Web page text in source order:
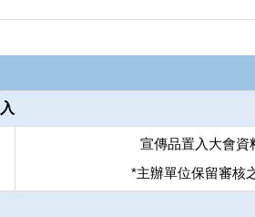
宣傳品置入大會資
*主辦單位保留審核